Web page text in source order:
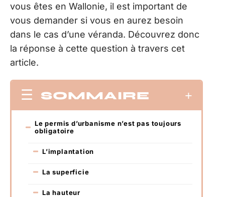
vous êtes en Wallonie, il est important de
vous demander si vous en aurez besoin
dans le cas d’une véranda. Découvrez donc
la réponse à cette question à travers cet
article.
SOMMAIRE
Le permis d’urbanisme n’est pas toujours
obligatoire
L’implantation
La superficie
La hauteur